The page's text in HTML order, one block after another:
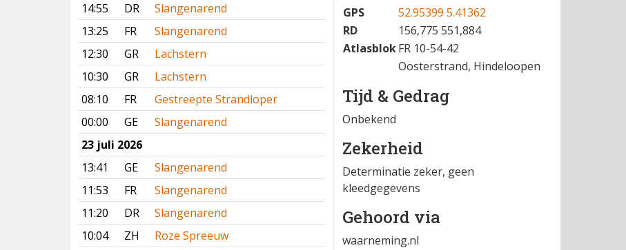
14:55
DR
Slangenarend
13:25
FR
Slangenarend
12:30
GR
Lachstern
10:30
GR
Lachstern
08:10
FR
Gestreepte Strandloper
00:00
GE
Slangenarend
23 juli 2026
13:41
GE
Slangenarend
11:53
FR
Slangenarend
11:20
DR
Slangenarend
10:04
ZH
Roze Spreeuw
GPS
52.95399 5.41362
RD
156,775 551,884
AtlasblokFR 10-54-42
Oosterstrand, Hindeloopen
Tijd & Gedrag
Onbekend
Zekerheid
Determinatie zeker, geen
kleedgegevens
Gehoord via
waarneming.nl